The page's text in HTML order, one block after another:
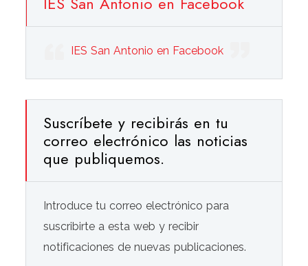
IES San Antonio en Facebook
Suscríbete y recibirás en tu
correo electrónico las noticias
que publiquemos.
Introduce tu correo electrónico para
suscribirte a esta web y recibir
notificaciones de nuevas publicaciones.